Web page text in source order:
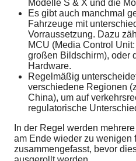
Modelle S & X und die
Es gibt auch manchmal
Fahrzeuge mit
Vorraussetzung. Dazu
MCU (Media Control
großen Bildschirm), oder
Hardware.
Regelmäßig
verschiedene Regionen
China), um auf
regulatorische
In der Regel werden
am Ende wieder zu wenigen
zusammengefasst, bevor